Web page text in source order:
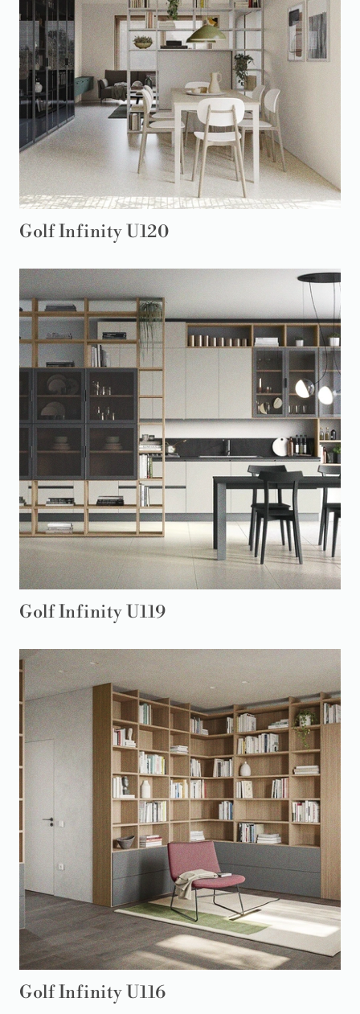
Golf Infinity U120
Golf Infinity U119
Golf Infinity U116